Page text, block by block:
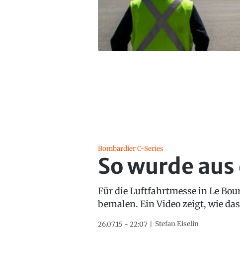
Bombardier C-Series
So wurde
Für die Luftfahrtmesse in Le
bemalen. Ein Video zeigt, wie
26.07.15 - 22:07 Stefan Eiselin